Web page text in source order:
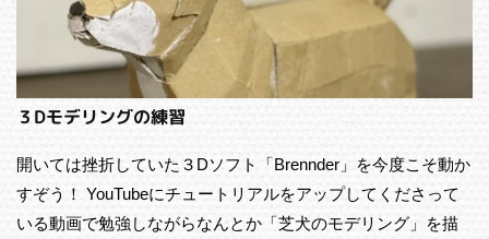
３Dモデリングの練習
開いては挫折していた３Dソフト「Brennder」を今度こそ動か
すぞう！ YouTubeにチュートリアルをアップしてくださって
いる動画で勉強しながらなんとか「芝犬のモデリング」を描